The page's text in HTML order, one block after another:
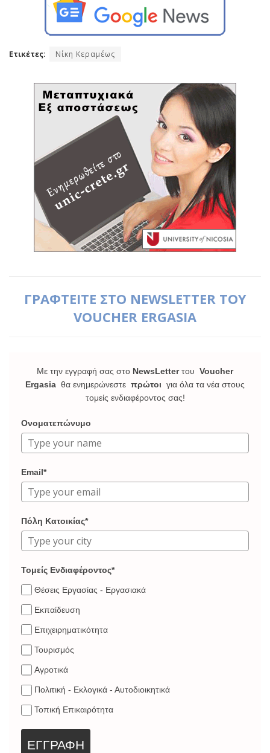
Ετικέτες: Νίκη Κεραμέως
ΓΡΑΦΤΕΙΤΕ ΣΤΟ NEWSLETTER ΤΟΥ
VOUCHER ERGASIA
Με την εγγραφή σας στο NewsLetterτου Voucher
Ergasia θα ενημερώνεστε πρώτοι για όλα τα νέα στους
τομείς ενδιαφέροντος σας!
Ονοματεπώνυμο
Email*
Πόλη Κατοικίας*
Τομείς Ενδιαφέροντος*
Θέσεις Εργασίας - Εργασιακά
Εκπαίδευση
Επιχειρηματικότητα
Τουρισμός
Αγροτικά
Πολιτική - Εκλογικά - Αυτοδιοικητικά
Τοπική Επικαιρότητα
ΕΓΓΡΑΦΗ